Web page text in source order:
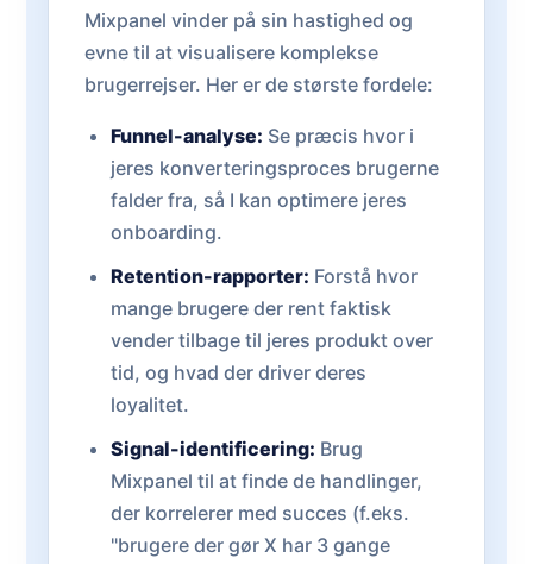
Mixpanel vinder på sin hastighed og
evne til at visualisere komplekse
brugerrejser. Her er de største fordele:
Funnel-analyse: Se præcis hvor i
jeres konverteringsproces brugerne
falder fra, så I kan optimere jeres
onboarding.
Retention-rapporter: Forstå hvor
mange brugere der rent faktisk
vender tilbage til jeres produkt over
tid, og hvad der driver deres
loyalitet.
Signal-identificering: Brug
Mixpanel til at finde de handlinger,
der korrelerer med succes (f.eks.
"brugere der gør X har 3 gange